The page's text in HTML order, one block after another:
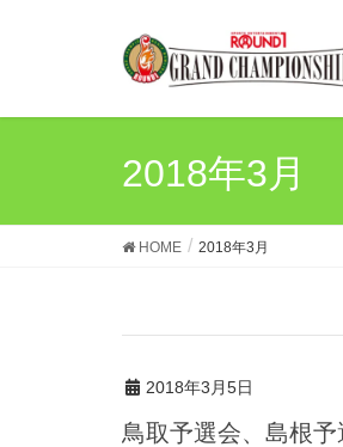
2018年3月
HOME 2018年3月
2018年3月5日
鳥取予選会、島根